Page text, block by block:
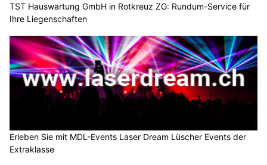
TST Hauswartung GmbH in Rotkreuz ZG: Rundum-Service für
Ihre Liegenschaften
Erleben Sie mit MDL-Events Laser Dream Lüscher Events der
Extraklasse